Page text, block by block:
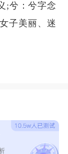
;兮：兮字念
子美丽、迷
彤”二字的声
。“妙”是巧
字有内涵高
议论，辩论，